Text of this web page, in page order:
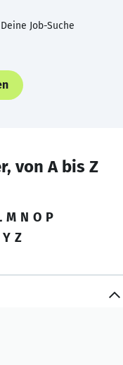
Job-Suche
von A bis Z
M N O P
Y Z